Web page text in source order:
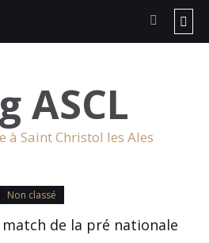
ASCL
à Saint Christol les Ales
Non classé
de la pré nationale